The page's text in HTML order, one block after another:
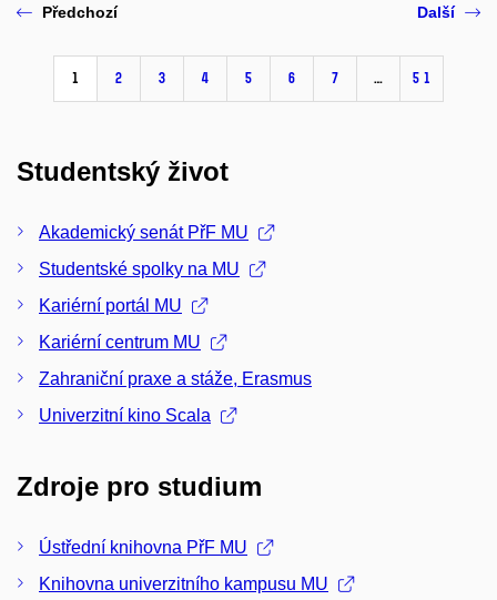
Předchozí
1 2 3 4 5 6 7 … 51
Další
Studentský život
Akademický senát PřF MU
Studentské spolky na MU
Kariérní portál MU
Kariérní centrum MU
Zahraniční praxe a stáže, Erasmus
Univerzitní kino Scala
Zdroje pro studium
Ústřední knihovna PřF MU
Knihovna univerzitního kampusu MU